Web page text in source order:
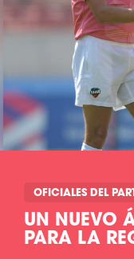
OFICIALES DEL
UN NUEVO
PARA LA